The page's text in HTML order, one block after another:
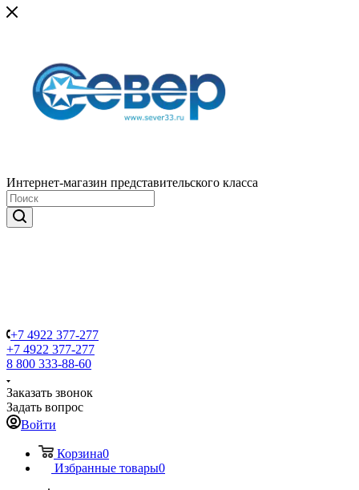
Интернет-магазин представительского класса
+7 4922 377-277
+7 4922 377-277
8 800 333-88-60
Заказать звонок
Задать вопрос
Войти
Корзина0
Избранные товары0